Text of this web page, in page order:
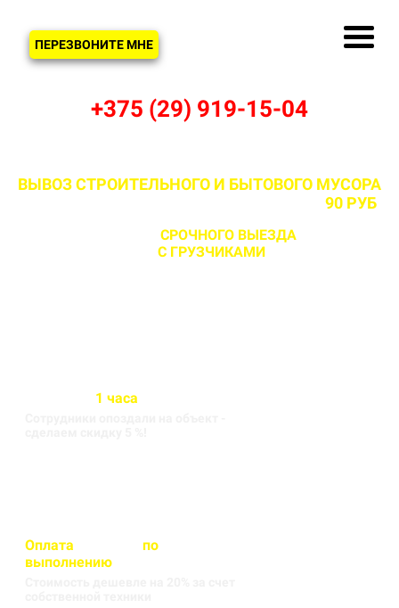
ПЕРЕЗВОНИТЕ МНЕ
+375 (29) 919-15-04
ВЫВОЗ СТРОИТЕЛЬНОГО И БЫТОВОГО МУСОРА
90 РУБ
СРОЧНОГО ВЫЕЗДА
С ГРУЗЧИКАМИИ БЕЗ
1 часа
Оплата
по
выполнению